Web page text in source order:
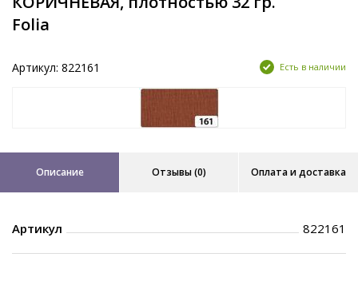
Folia
Артикул: 822161 Есть в наличии
Описание Отзывы (0) Оплата и доставка
Артикул 822161